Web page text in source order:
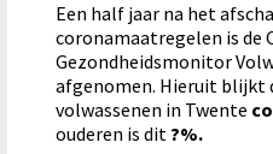
Een half jaar na het
coronamaatregelen is de
Gezondheidsmonitor
afgenomen. Hieruit blijkt
volwassenen in Twente
ouderen is dit?%.